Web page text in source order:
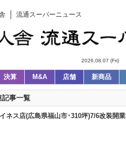
流通スーパーニュース
2026.08.07 (Fri)
決算 M&A 店舗 新商品
記事一覧
ネス店(広島県福山市･310坪)7/6改装開業